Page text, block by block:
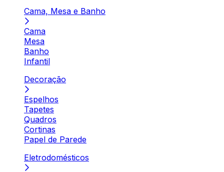
Cama, Mesa e Banho
Cama
Mesa
Banho
Infantil
Decoração
Espelhos
Tapetes
Quadros
Cortinas
Papel de Parede
Eletrodomésticos